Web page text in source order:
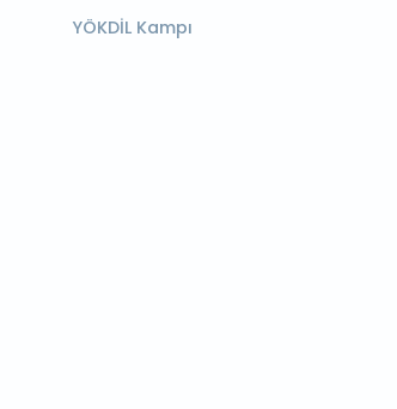
YÖKDİL Kampı